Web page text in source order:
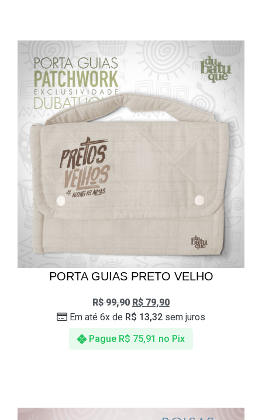
PORTA GUIAS PRETO VELHO
R$99,90 R$ 79,90
Pague R$ 75,91 no Pix
Em até 6x de R$ 13,32 sem juros